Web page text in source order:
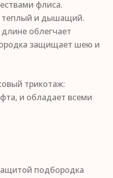
флиса.
теплый и дышащий.
облегчает
защищает шею и
трикотаж:
и обладает всеми
подбородка